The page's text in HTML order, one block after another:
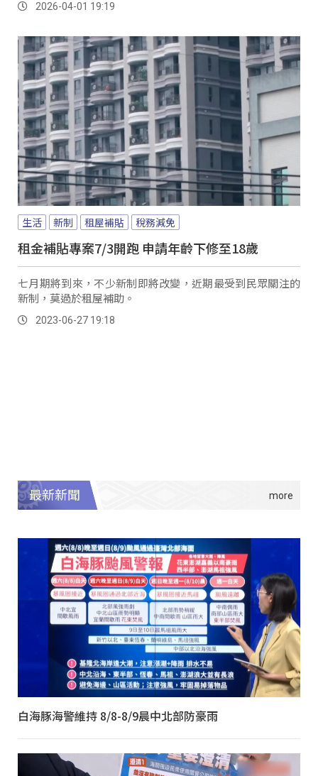
2026-04-01 19:19
生活 新制 租屋補貼 稅務減免
租金補貼專案7/3開跑 申請年齡下修至18歲
七月期將到來，不少新制即將改變，近期最受到民眾關注的
新制，莫過於租屋補助。
2023-06-27 19:18
最新新聞
白海豚海警維持 8/8-8/9晨中北部防豪雨